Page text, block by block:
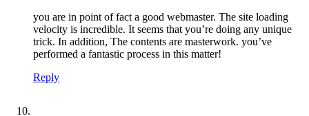
you are in point of fact a good webmaster. The site loading
velocity is incredible. It seems that you’re doing any unique
trick. In addition, The contents are masterwork. you’ve
performed a fantastic process in this matter!
Reply